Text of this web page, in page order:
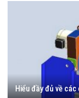
Hiểu đầy đủ về các